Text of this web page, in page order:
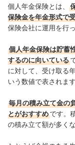
個人年金保険とは、
保険金を年金形式で
保険会社に運用を行
個人年金保険は貯蓄
するのに向いている
に対して、受け取る
いう数値で表されます
毎月の積み立て金の
とがおすすめです。
の積み立て額が多く